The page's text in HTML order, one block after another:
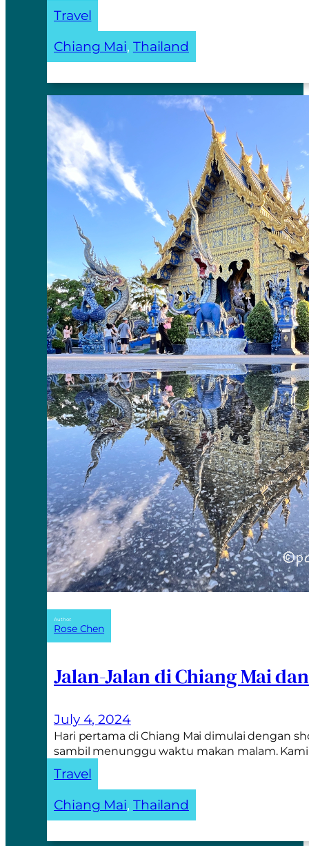
Travel
Chiang Mai, Thailand
Author:
Rose Chen
Jalan-Jalan di Chiang Mai
July 4, 2024
Hari pertama di Chiang Mai dimulai dengan
sambil menunggu waktu makan malam.
Travel
Chiang Mai, Thailand